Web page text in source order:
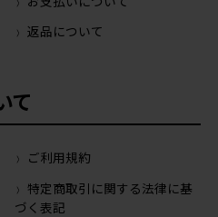
返品について
て
ご利用規約
特定商取引に関する法律に基
づく表記